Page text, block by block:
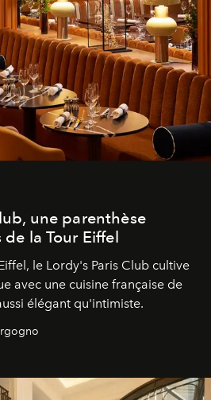
une parenthèse
la Tour Eiffel
le Lordy's Paris Club cultive
avec une cuisine française de
élégant qu'intimiste.